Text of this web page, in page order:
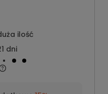
ilość
dni